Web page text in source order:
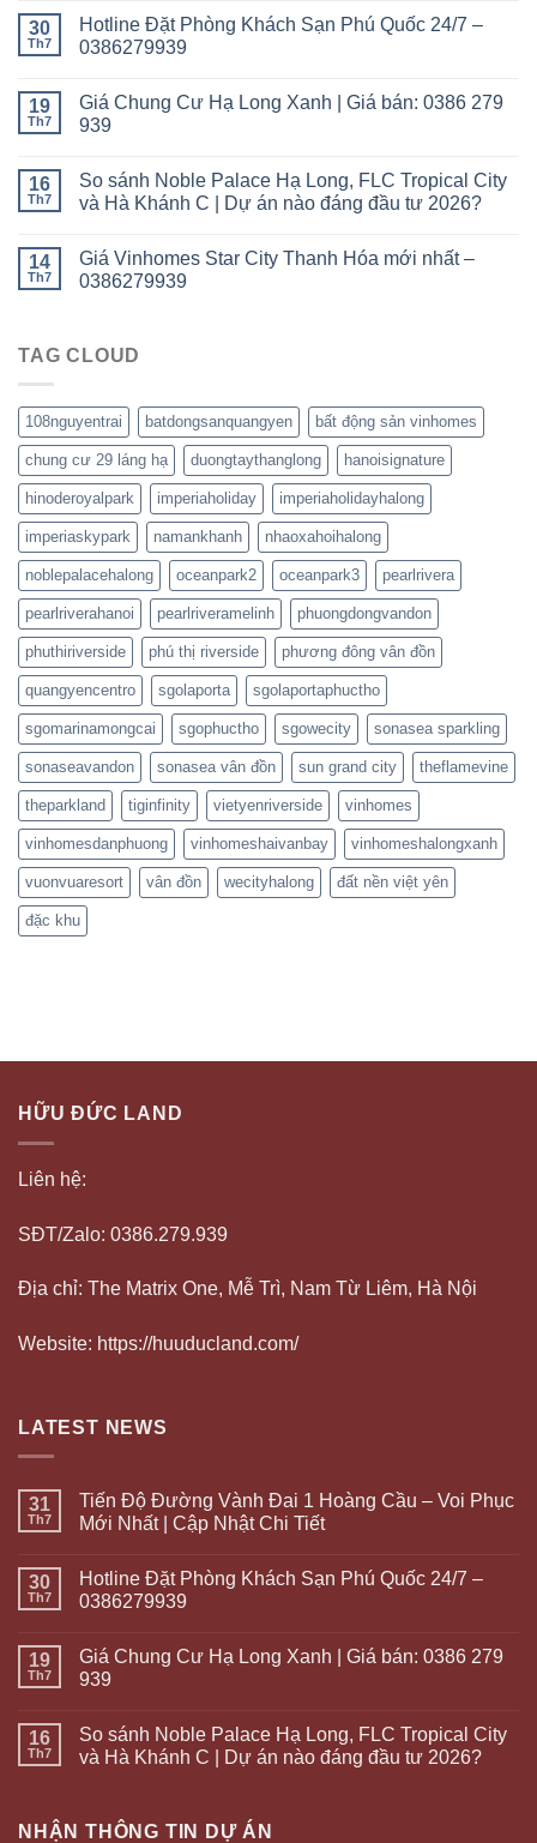
30
Th7
Hotline Đặt Phòng Khách Sạn Phú Quốc 24/7 –
0386279939
19
Th7
Giá Chung Cư Hạ Long Xanh | Giá bán: 0386 279
939
16
Th7
So sánh Noble Palace Hạ Long, FLC Tropical City
và Hà Khánh C | Dự án nào đáng đầu tư 2026?
14
Th7
Giá Vinhomes Star City Thanh Hóa mới nhất –
0386279939
TAG CLOUD
108nguyentrai batdongsanquangyen bất động sản vinhomes
chung cư 29 láng hạ duongtaythanglong hanoisignature
hinoderoyalpark imperiaholiday imperiaholidayhalong
imperiaskypark namankhanh nhaoxahoihalong
noblepalacehalong oceanpark2 oceanpark3 pearlrivera
pearlriverahanoi pearlriveramelinh phuongdongvandon
phuthiriverside phú thị riverside phương đông vân đồn
quangyencentro sgolaporta sgolaportaphuctho
sgomarinamongcai sgophuctho sgowecity sonasea sparkling
sonaseavandon sonasea vân đồn sun grand city theflamevine
theparkland tiginfinity vietyenriverside vinhomes
vinhomesdanphuong vinhomeshaivanbay vinhomeshalongxanh
vuonvuaresort vân đồn wecityhalong đất nền việt yên
đặc khu
HỮU ĐỨC LAND
Liên hệ:
SĐT/Zalo: 0386.279.939
Địa chỉ: The Matrix One, Mễ Trì, Nam Từ Liêm, Hà Nội
Website: https://huuducland.com/
LATEST NEWS
31
Th7
Tiến Độ Đường Vành Đai 1 Hoàng Cầu – Voi Phục
Mới Nhất | Cập Nhật Chi Tiết
30
Th7
Hotline Đặt Phòng Khách Sạn Phú Quốc 24/7 –
0386279939
19
Th7
Giá Chung Cư Hạ Long Xanh | Giá bán: 0386 279
939
16
Th7
So sánh Noble Palace Hạ Long, FLC Tropical City
và Hà Khánh C | Dự án nào đáng đầu tư 2026?
NHẬN THÔNG TIN DỰ ÁN